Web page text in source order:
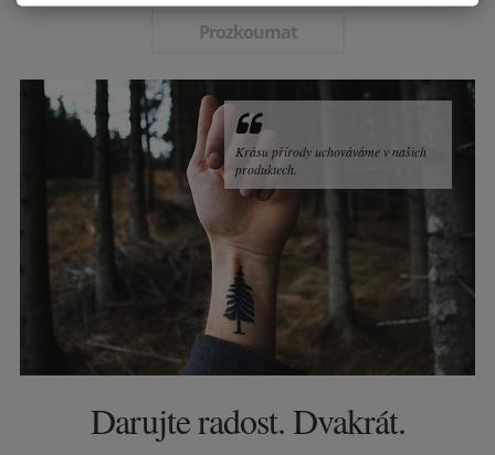
Prozkoumat
Krásu přírody uchováváme v našich
produktech.
Darujte radost. Dvakrát.